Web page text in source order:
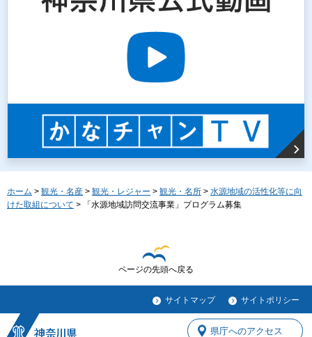
ホーム > 観光・名産 > 観光・レジャー > 観光・名所 > 水源地域の活性化等に向
けた取組について > 「水源地域訪問交流事業」プログラム募集
ページの先頭へ戻る
サイトマップ サイトポリシー
県庁へのアクセス